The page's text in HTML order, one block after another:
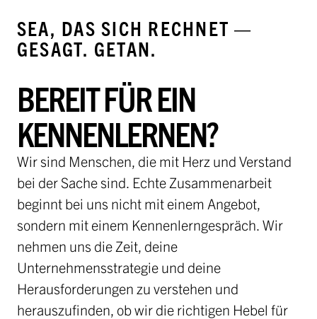
SEA, DAS SICH RECHNET —
GESAGT. GETAN.
BEREIT FÜR EIN
KENNENLERNEN?
Wir sind Menschen, die mit Herz und Verstand
bei der Sache sind. Echte Zusammenarbeit
beginnt bei uns nicht mit einem Angebot,
sondern mit einem Kennenlerngespräch. Wir
nehmen uns die Zeit, deine
Unternehmensstrategie und deine
Herausforderungen zu verstehen und
herauszufinden, ob wir die richtigen Hebel für